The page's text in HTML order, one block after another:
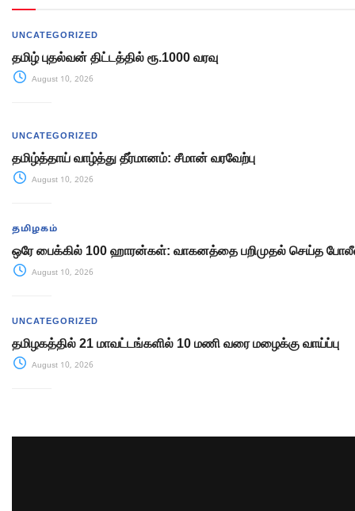
UNCATEGORIZED
தமிழ் புதல்வன் திட்டத்தில் ரூ.1000 வரவு
August 10, 2026
UNCATEGORIZED
தமிழ்த்தாய் வாழ்த்து தீர்மானம்: சீமான் வரவேற்பு
August 10, 2026
தமிழகம்
ஒரே பைக்கில் 100 ஹாரன்கள்: வாகனத்தை பறிமுதல் செய்த
August 10, 2026
UNCATEGORIZED
தமிழகத்தில் 21 மாவட்டங்களில் 10 மணி வரை மழைக்கு வாய்ப்பு
August 10, 2026